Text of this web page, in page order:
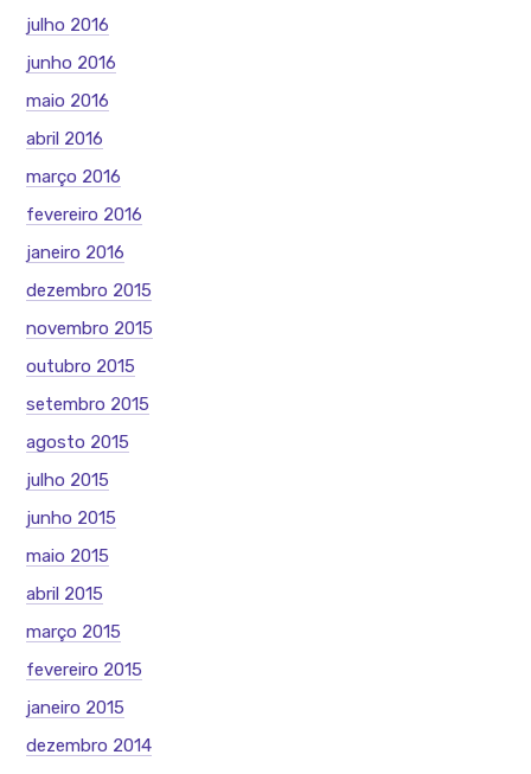
julho 2016
junho 2016
maio 2016
abril 2016
março 2016
fevereiro 2016
janeiro 2016
dezembro 2015
novembro 2015
outubro 2015
setembro 2015
agosto 2015
julho 2015
junho 2015
maio 2015
abril 2015
março 2015
fevereiro 2015
janeiro 2015
dezembro 2014